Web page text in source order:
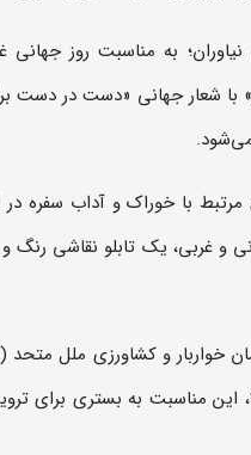
به مناسبت روز
با خوراک و آداب سفره در
غربی، یک تابلو نقاشی رنگ و
از 150 کشور این روز را گرامی می‌دارند. از سال 2014،